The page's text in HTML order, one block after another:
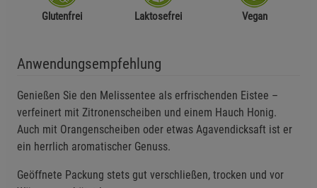
Glutenfrei Laktosefrei Vegan
Anwendungsempfehlung
Genießen Sie den Melissentee als erfrischenden Eistee –
verfeinert mit Zitronenscheiben und einem Hauch Honig.
Auch mit Orangenscheiben oder etwas Agavendicksaft ist er
ein herrlich aromatischer Genuss.
Geöffnete Packung stets gut verschließen, trocken und vor